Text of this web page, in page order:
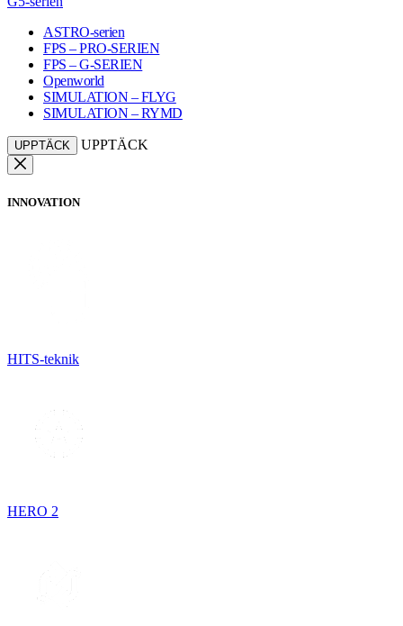
ASTRO-serien
FPS – PRO-SERIEN
FPS – G-SERIEN
Openworld
SIMULATION – FLYG
SIMULATION – RYMD
UPPTÄCK UPPTÄCK
INNOVATION
HITS-teknik
HERO 2